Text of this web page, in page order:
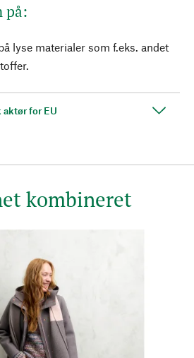
på:
lyse materialer som f.eks. andet
for EU
kombineret